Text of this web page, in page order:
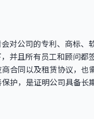
对公司的专利、商标、
并且所有员工和顾问都
合同以及租赁协议，也
护，是证明公司具备长